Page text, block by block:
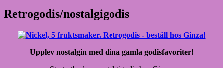
Retrogodis/nostalgigodis
Upplev nostalgin med dina gamla godisfavoriter!